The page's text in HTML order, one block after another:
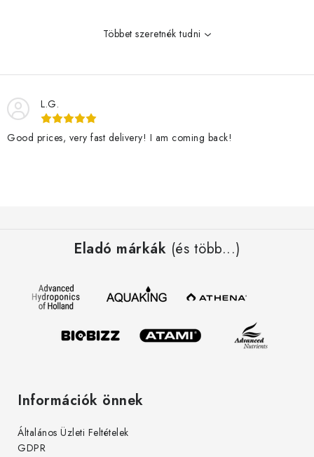
e
l
e
m
Többet szeretnék tudni
L.G.
Good prices, very fast delivery! I am coming back!
Eladó márkák (és több...)
Információk önnek
Általános Üzleti Feltételek
GDPR